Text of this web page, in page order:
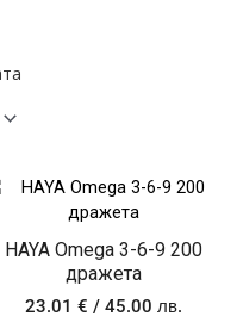
HAYA Omega 3-6-9 200
дражета
23.01€ / 45.00 лв.